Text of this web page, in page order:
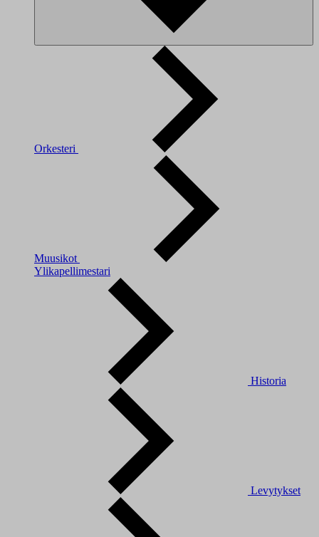
Orkesteri
Muusikot
Ylikapellimestari
Historia
Levytykset